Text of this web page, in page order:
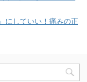
にしていい！痛みの正